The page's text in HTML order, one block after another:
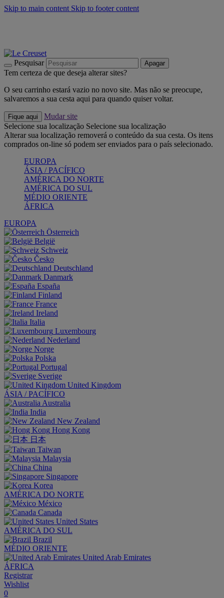
Skip to main content Skip to footer content
Pesquisar Apagar
Tem certeza de que deseja alterar sites?
O seu carrinho estará vazio no novo site. Mas não se preocupe,
salvaremos a sua cesta aqui para quando quiser voltar.
Fique aqui
Mudar site
Selecione sua localização Selecione sua localização
Alterar sua localização removerá o conteúdo da sua cesta. Os itens
comprados on-line só podem ser enviados para o país selecionado.
EUROPA
ÁSIA / PACÍFICO
AMÉRICA DO NORTE
AMÉRICA DO SUL
MÉDIO ORIENTE
ÁFRICA
EUROPA
Österreich
België
Schweiz
Česko
Deutschland
Danmark
España
Finland
France
Ireland
Italia
Luxembourg
Nederland
Norge
Polska
Portugal
Sverige
United Kingdom
ÁSIA / PACÍFICO
Australia
India
New Zealand
Hong Kong
日本
Taiwan
Malaysia
China
Singapore
Korea
AMÉRICA DO NORTE
México
Canada
United States
AMÉRICA DO SUL
Brazil
MÉDIO ORIENTE
United Arab Emirates
ÁFRICA
Registrar
Wishlist
0